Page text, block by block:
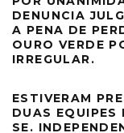
DENUNCIA
A PENA DE
OURO VERDE
IRREGULAR.
ESTIVERAM
DUAS EQUIPES
SE.